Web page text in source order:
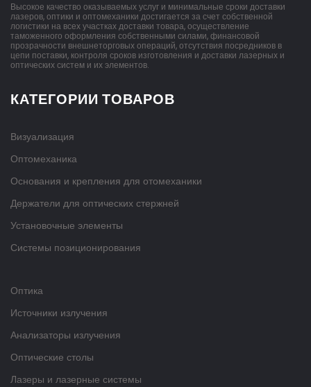
Высокое качество оказываемых услуг и минимальные сроки доставки
лазеров, оптики и оптомеханики достигается за счет собственной
логистики на всех участках доставки товара, осуществление
таможенного оформления собственными силами, финансовой
прозрачности внешнеторговых операций, отсутствия посредников в
цепи поставки, контроля сроков изготовления и доставки лазерных и
оптических систем и их элементов.
КАТЕГОРИИ ТОВАРОВ
Визуализация
Оптомеханика
Основания и крепления для отомеханики
Держатели для оптических стержней
Установочные элементы
Системы позиционирования
Оптика
Источники излучения
Анализаторы излучения
Оптические столы
Лазеры и лазерные системы